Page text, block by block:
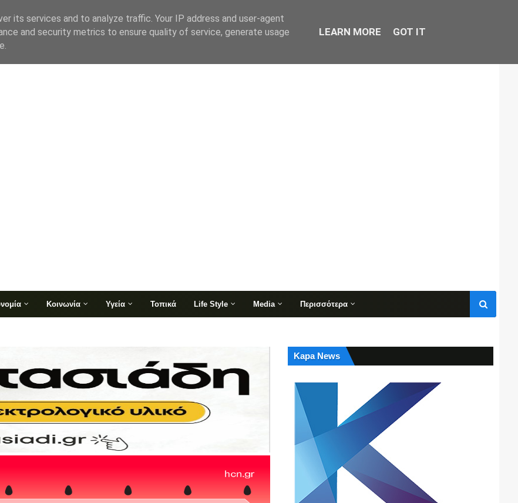
Κοινωνία Υγεία Τοπικά Life Style Media Περισσότερα
Kapa News
its services and to analyze traffic. Your IP address and user-agent
and security metrics to ensure quality of service, generate usage
LEARN MORE GOT IT